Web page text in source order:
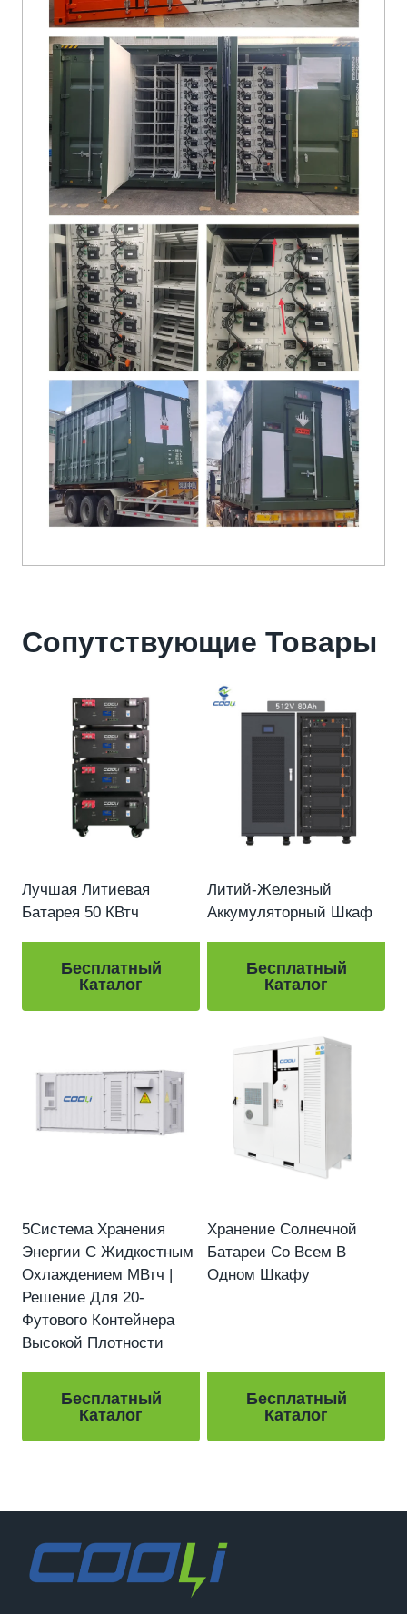
Сопутствующие Товары
Лучшая Литиевая
Батарея 50 КВтч
Бесплатный
Каталог
Литий-Железный
Аккумуляторный Шкаф
Бесплатный
Каталог
5Система Хранения
Энергии С Жидкостным
Охлаждением МВтч |
Решение Для 20-
Футового Контейнера
Высокой Плотности
Бесплатный
Каталог
Хранение Солнечной
Батареи Со Всем В
Одном Шкафу
Бесплатный
Каталог